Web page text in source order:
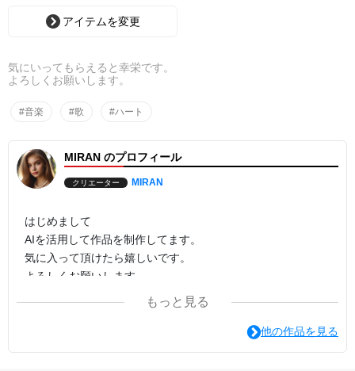
アイテムを変更
気にいってもらえると幸栄です。
よろしくお願いします。
#音楽 #歌 #ハート
MIRAN のプロフィール
クリエーター MIRAN
はじめまして
AIを活用して作品を制作してます。
気に入って頂けたら嬉しいです。
よろしくお願いします。
もっと見る
他の作品を見る